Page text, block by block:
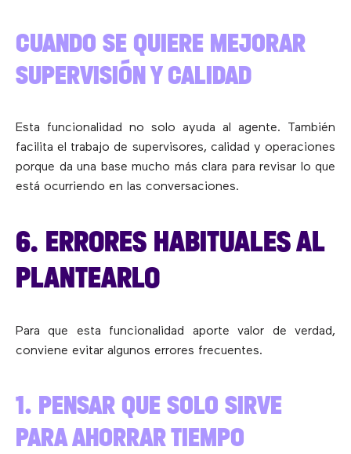
CUANDO SE QUIERE MEJORAR
SUPERVISIÓN Y CALIDAD
Esta funcionalidad no solo ayuda al agente. También
facilita el trabajo de supervisores, calidad y operaciones
porque da una base mucho más clara para revisar lo que
está ocurriendo en las conversaciones.
6. ERRORES HABITUALES AL
PLANTEARLO
Para que esta funcionalidad aporte valor de verdad,
conviene evitar algunos errores frecuentes.
1. PENSAR QUE SOLO SIRVE
PARA AHORRAR TIEMPO